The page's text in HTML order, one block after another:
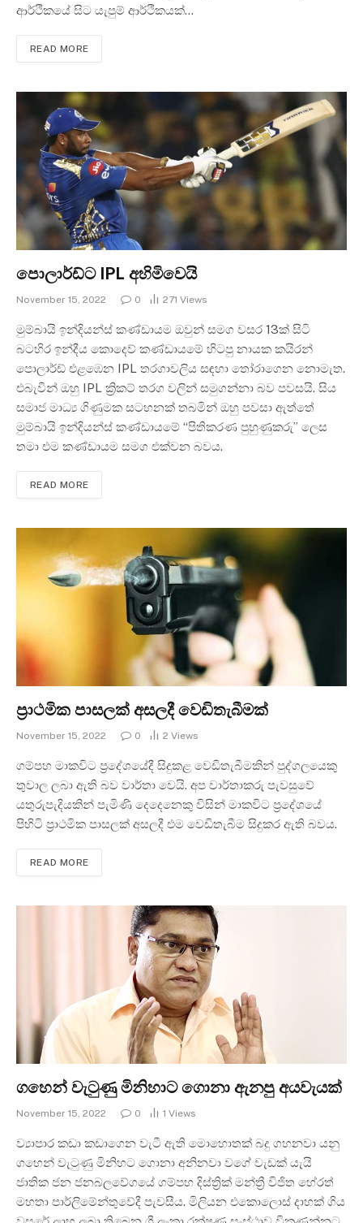
ආර්ථිකයේ සිට යැපුම් ආර්ථිකයක්…
READ MORE
පොලාර්ඩ්ට IPL අහිමිවෙයි
November 15, 2022 0 271 Views
මුම්බායි ඉන්දියන්ස් කණ්ඩායම ඔවුන් සමග වසර 13ක් සිටි
බටහිර ඉන්දීය කොදෙව් කණ්ඩායමේ හිටපු නායක කයිරන්
පොලාර්ඩ් එළඹෙන IPL තරගාවලිය සඳහා තෝරාගෙන නොමැත.
එබැවින් ඔහු IPL ක්‍රිකට් තරග වලින් සමුගන්නා බව පවසයි. සිය
සමාජ මාධ්‍ය ගිණුමක සටහනක් තබමින් ඔහු පවසා ඇත්තේ
මුම්බායි ඉන්දියන්ස් කණ්ඩායමේ “පිතිකරණ පුහුණුකරු” ලෙස
තමා එම කණ්ඩායම සමග එක්වන බවය.
READ MORE
ප්‍රාථමික පාසලක් අසලදී වෙඩිතැබීමක්
November 15, 2022 0 2 Views
ගම්පහ මාකවිට ප්‍රදේශයේදී සිදුකළ වෙඩිතැබීමකින් පුද්ගලයෙකු
තුවාල ලබා ඇති බව වාර්තා වෙයි. අප වාර්තාකරු පැවසුවේ
යතුරුපැදියකින් පැමිණි දෙදෙනෙකු විසින් මාකවිට ප්‍රදේශයේ
පිහිටි ප්‍රාථමික පාසලක් අසලදී එම වෙඩිතැබීම සිදුකර ඇති බවය.
READ MORE
ගහෙන් වැටුණු මිනිහාට ගොනා ඇනපු අයවැයක්
November 15, 2022 0 1 Views
ව්‍යාපාර කඩා කඩාගෙන වැටී ඇති මොහොතක් බදු ගහනවා යනු
ගහෙන් වැටුණු මිනිහට ගොනා අනිනවා වගේ වැඩක් යැයි
ජාතික ජන ජනබලවේගයේ ගම්පහ දිස්ත්‍රික් මන්ත්‍රී විජිත හේරත්
මහතා පාර්ලිමේන්තුවේදී පැවසීය. මිලියන එකොලොස් දාහක් ගිය